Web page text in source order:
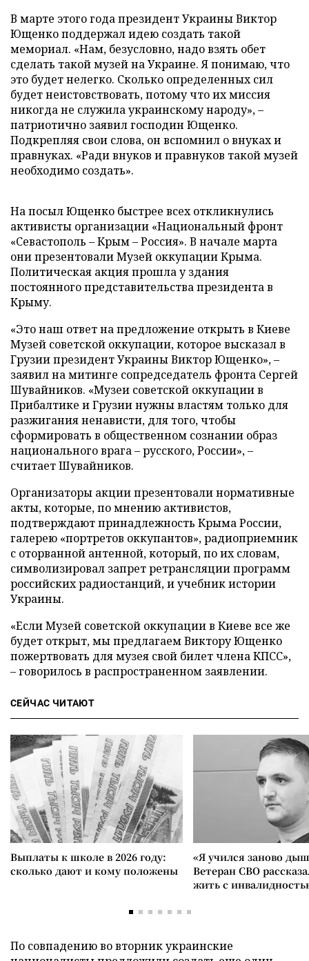
В марте этого года президент Украины Виктор
Ющенко поддержал идею создать такой
мемориал. «Нам, безусловно, надо взять обет
сделать такой музей на Украине. Я понимаю, что
это будет нелегко. Сколько определенных сил
будет неистовствовать, потому что их миссия
никогда не служила украинскому народу», –
патриотично заявил господин Ющенко.
Подкрепляя свои слова, он вспомнил о внуках и
правнуках. «Ради внуков и правнуков такой музей
необходимо создать».
На посыл Ющенко быстрее всех откликнулись
активисты организации «Национальный фронт
«Севастополь – Крым – Россия». В начале марта
они презентовали Музей оккупации Крыма.
Политическая акция прошла у здания
постоянного представительства президента в
Крыму.
«Это наш ответ на предложение открыть в Киеве
Музей советской оккупации, которое высказал в
Грузии президент Украины Виктор Ющенко», –
заявил на митинге сопредседатель фронта Сергей
Шувайников. «Музеи советской оккупации в
Прибалтике и Грузии нужны властям только для
разжигания ненависти, для того, чтобы
сформировать в общественном сознании образ
национального врага – русского, России», –
считает Шувайников.
Организаторы акции презентовали нормативные
акты, которые, по мнению активистов,
подтверждают принадлежность Крыма России,
галерею «портретов оккупантов», радиоприемник
с оторванной антенной, который, по их словам,
символизировал запрет ретрансляции программ
российских радиостанций, и учебник истории
Украины.
«Если Музей советской оккупации в Киеве все же
будет открыт, мы предлагаем Виктору Ющенко
пожертвовать для музея свой билет члена КПСС»,
– говорилось в распространенном заявлении.
СЕЙЧАС ЧИТАЮТ
Выплаты к школе в 2026 году:
сколько дают и кому положены
«Я учился заново
Ветеран СВО
жить с
По совпадению во вторник украинские